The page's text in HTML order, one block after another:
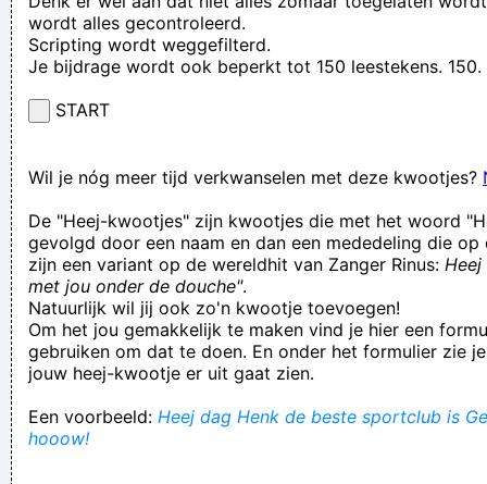
wordt alles gecontroleerd.
Scripting wordt weggefilterd.
Je bijdrage wordt ook beperkt tot 150 leestekens. 150.
START
Wil je nóg meer tijd verkwanselen met deze kwootjes?
De "Heej-kwootjes" zijn kwootjes die met het woord
gevolgd door een naam en dan een mededeling die op
zijn een variant op de wereldhit van Zanger Rinus:
met jou onder de douche".
Natuurlijk wil jij ook zo'n kwootje toevoegen!
Om het jou gemakkelijk te maken vind je hier een
gebruiken om dat te doen. En onder het formulier zie
jouw heej-kwootje er uit gaat zien.
Een voorbeeld: Heej dag Henk de beste sportclub is
hooow!